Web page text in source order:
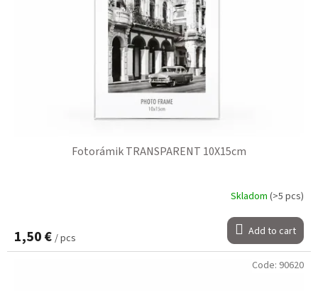
Fotorámik TRANSPARENT 10X15cm
Skladom (>5 pcs)
1,50 € / pcs Add to cart
Code: 90620